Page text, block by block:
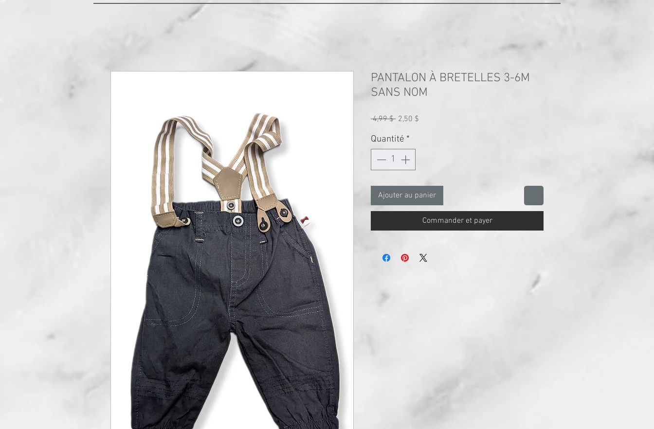
PANTALON À BRETELLES 3-6M
SANS NOM
4,99 $ Prix
2,50 $
Quantité *
Ajouter au panier
Commander et payer